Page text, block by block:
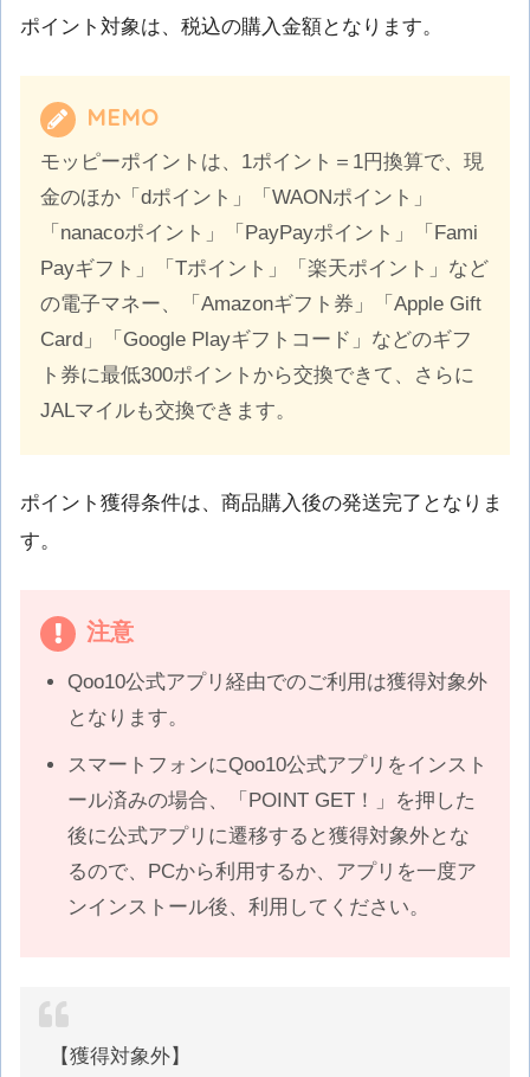
ポイント対象は、税込の購入金額となります。
MEMO
モッピーポイントは、1ポイント＝1円換算で、現
金のほか「dポイント」「WAONポイント」
「nanacoポイント」「PayPayポイント」「Fami
Payギフト」「Tポイント」「楽天ポイント」など
の電子マネー、「Amazonギフト券」「Apple Gift
Card」「Google Playギフトコード」などのギフ
ト券に最低300ポイントから交換できて、さらに
JALマイルも交換できます。
ポイント獲得条件は、商品購入後の発送完了となりま
す。
注意
Qoo10公式アプリ経由でのご利用は獲得対象外
となります。
スマートフォンにQoo10公式アプリをインスト
ール済みの場合、「POINT GET！」を押した
後に公式アプリに遷移すると獲得対象外とな
るので、PCから利用するか、アプリを一度ア
ンインストール後、利用してください。
【獲得対象外】